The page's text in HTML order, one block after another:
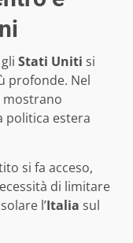
Stati Uniti si
profonde. Nel
mostrano
politica estera
si fa acceso,
di limitare
l’Italia sul